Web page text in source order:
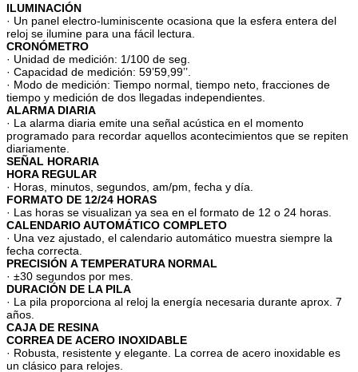
ILUMINACIÓN
· Un panel electro-luminiscente ocasiona que la esfera entera del
reloj se ilumine para una fácil lectura.
CRONÓMETRO
· Unidad de medición: 1/100 de seg.
· Capacidad de medición: 59’59,99’’.
· Modo de medición: Tiempo normal, tiempo neto, fracciones de
tiempo y medición de dos llegadas independientes.
ALARMA DIARIA
· La alarma diaria emite una señal acústica en el momento
programado para recordar aquellos acontecimientos que se repiten
diariamente.
SEÑAL HORARIA
HORA REGULAR
· Horas, minutos, segundos, am/pm, fecha y día.
FORMATO DE 12/24 HORAS
· Las horas se visualizan ya sea en el formato de 12 o 24 horas.
CALENDARIO AUTOMÁTICO COMPLETO
· Una vez ajustado, el calendario automático muestra siempre la
fecha correcta.
PRECISIÓN A TEMPERATURA NORMAL
· ±30 segundos por mes.
DURACIÓN DE LA PILA
· La pila proporciona al reloj la energía necesaria durante aprox. 7
años.
CAJA DE RESINA
CORREA DE ACERO INOXIDABLE
· Robusta, resistente y elegante. La correa de acero inoxidable es
un clásico para relojes.